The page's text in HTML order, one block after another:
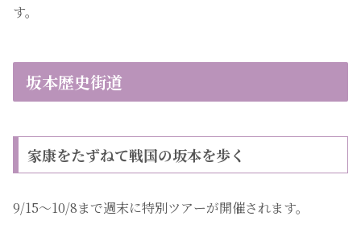
す。
坂本歴史街道
家康をたずねて戦国の坂本を歩く
9/15〜10/8まで週末に特別ツアーが開催されます。